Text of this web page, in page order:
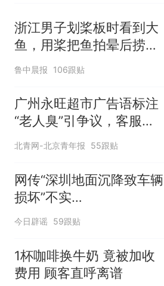
浙江男子划桨板时看到大
鱼，用桨把鱼拍晕后捞
起；当事人：鱼重7斤6
味道很好
鲁中晨报 106跟贴
广州永旺超市广告语标注
“老人臭”引争议，客服回
应
北青网-北京青年报 55跟贴
网传“深圳地面沉降致车辆
损坏”不实
（2026·08·06）
今日辟谣 59跟贴
1杯咖啡换牛奶 竟被加收
费用 顾客直呼离谱